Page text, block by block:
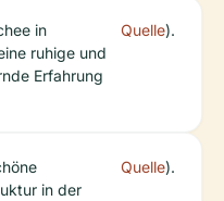
in
ruhige und
Erfahrung
Quelle).
in der
Quelle).